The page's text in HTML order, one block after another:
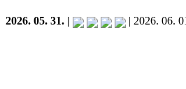
2026. 05. 31. | | 2026. 06.